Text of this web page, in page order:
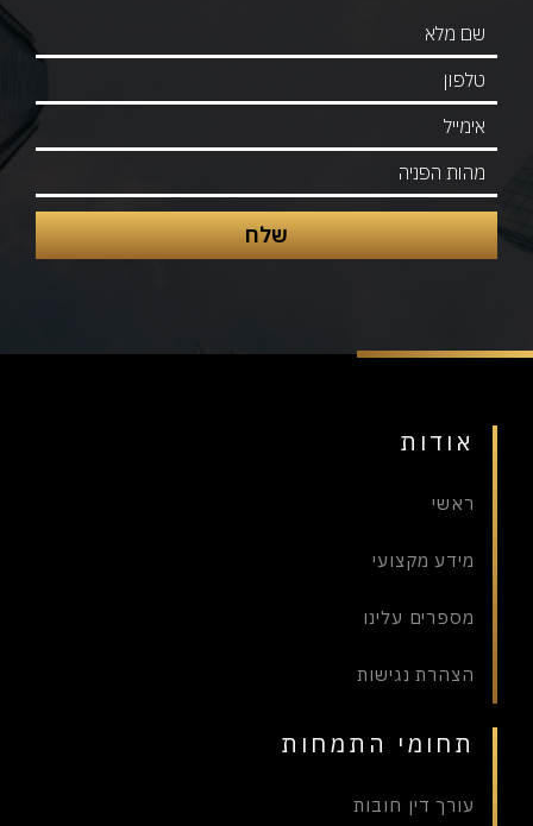
אודות
ראשי
מידע מקצועי
מספרים עלינו
הצהרת נגישות
תחומי התמחות
עורך דין חובות